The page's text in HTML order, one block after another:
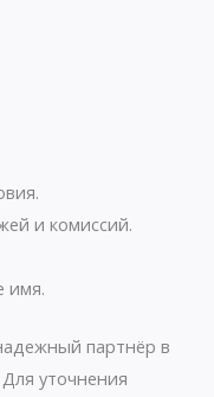
и комиссий.
имя.
партнёр в
уточнения